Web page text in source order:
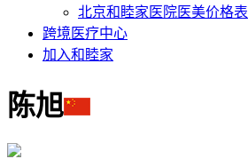
北京和睦家医院医美价格表
跨境医疗中心
加入和睦家
陈旭